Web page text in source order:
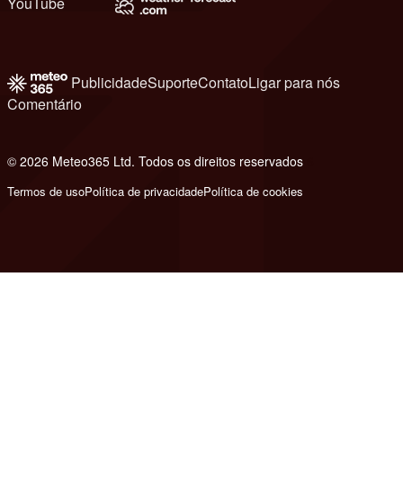
PublicidadeSuporteContatoLigar para nós
Comentário
© 2026 Meteo365 Ltd. Todos os direitos reservados
Termos de usoPolítica de privacidadePolítica de cookies